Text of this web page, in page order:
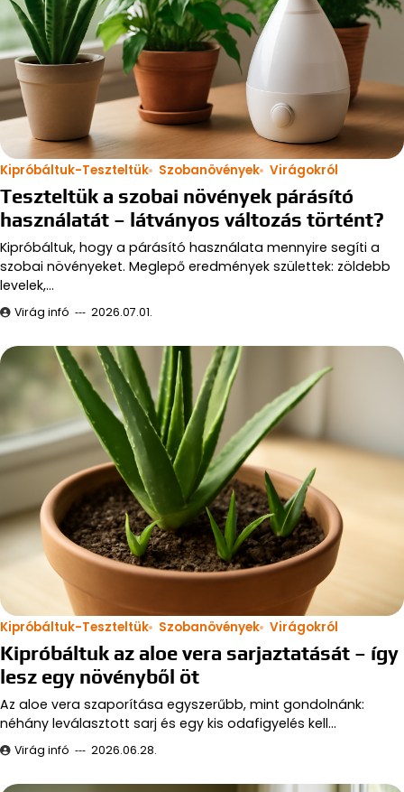
Kipróbáltuk-Teszteltük Szobanövények Virágokról
Teszteltük a szobai növények párásító
használatát – látványos változás történt?
Kipróbáltuk, hogy a párásító használata mennyire segíti a
szobai növényeket. Meglepő eredmények születtek: zöldebb
levelek,…
Virág infó 2026.07.01.
Kipróbáltuk-Teszteltük Szobanövények Virágokról
Kipróbáltuk az aloe vera sarjaztatását – így
lesz egy növényből öt
Az aloe vera szaporítása egyszerűbb, mint gondolnánk:
néhány leválasztott sarj és egy kis odafigyelés kell…
Virág infó 2026.06.28.